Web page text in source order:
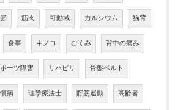
筋肉 可動域 カルシウム 猫背
食事 キノコ むくみ 背中の痛み
ーツ障害 リハビリ 骨盤ベルト
病 理学療法士 貯筋運動 高齢者